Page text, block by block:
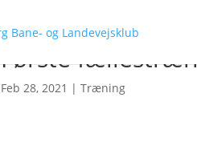
Første
Feb 28, 2021 |Træning